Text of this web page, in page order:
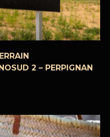
2 – PERPIGNAN